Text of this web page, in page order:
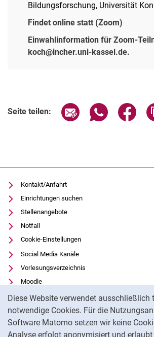
Diese Website verwendet ausschließlich
notwendige Cookies. Für die
Software Matomo setzen wir keine
Analyse erfolgt anonymisiert und erlaubt
Bildungsforschung, Universität
Findet online statt (Zoom)
Einwahlinformation für Zoom-
koch@incher.uni-kassel.de.
Seite teilen: Seite über E-Mail
Seite über
Kontakt/Anfahrt
Einrichtungen suchen
Stellenangebote
Notfall
Cookie-Einstellungen
Social Media Kanäle
Vorlesungsverzeichnis
Moodle
Panopto
Universitätsbibliothek
Datenschutz